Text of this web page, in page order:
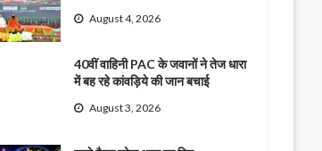
August 4, 2026
40वीं वाहिनी PAC के जवानों ने तेज धारा
में बह रहे कांवड़िये की जान बचाई
August 3, 2026